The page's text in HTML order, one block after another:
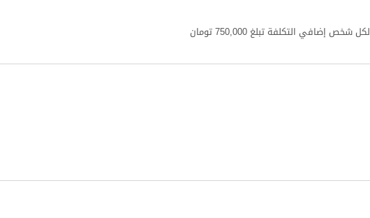
لكل شخص إضافي التكلفة تبلغ 750,000 تومان